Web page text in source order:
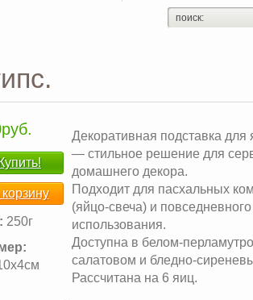
Купить!
250г
Декоративная подставка для
— стильное решение для
домашнего декора.
Подходит для пасхальных
(яйцо-свеча) и повседневного
использования.
Доступна в белом-
салатовом и бледно-
Рассчитана на 6 яиц.